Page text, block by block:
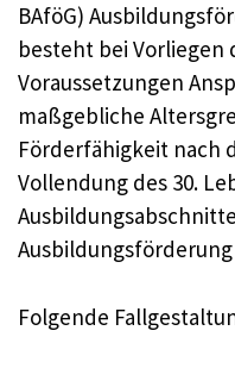
BAföG)
besteht bei Vorliegen
Voraussetzungen
maßgebliche
Förderfähigkeit nach
Vollendung des 30.
Folgende